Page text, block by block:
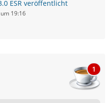
ESR veröffentlicht
19:16
1